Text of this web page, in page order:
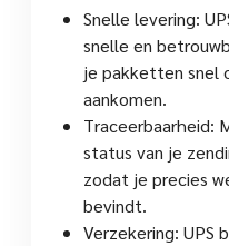
Snelle levering:
snelle en
je pakketten snel
aankomen.
Traceerbaarheid:
status van je
zodat je precies
bevindt.
Verzekering: UPS